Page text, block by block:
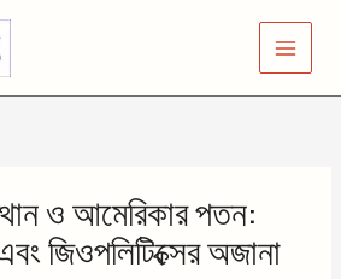
ও আমেরিকার পতন:
জিওপলিটিক্সের অজানা